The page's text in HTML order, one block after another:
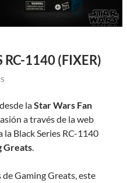
RC-1140 (FIXER)
laStar Wars Fan
a través de la web
la Black Series RC-1140
Greats.
Gaming Greats, este